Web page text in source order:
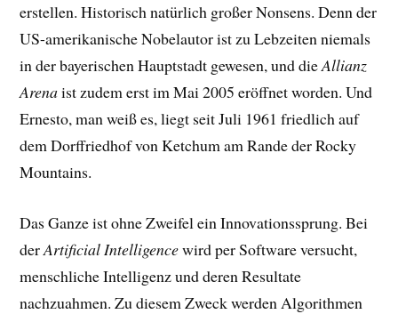
erstellen. Historisch natürlich großer Nonsens. Denn der
US-amerikanische Nobelautor ist zu Lebzeiten niemals
in der bayerischen Hauptstadt gewesen, und dieAllianz
Arenaist zudem erst im Mai 2005 eröffnet worden. Und
Ernesto, man weiß es, liegt seit Juli 1961 friedlich auf
dem Dorffriedhof von Ketchum am Rande der Rocky
Mountains.
Das Ganze ist ohne Zweifel ein Innovationssprung. Bei
derArtificial Intelligencewird per Software versucht,
menschliche Intelligenz und deren Resultate
nachzuahmen. Zu diesem Zweck werden Algorithmen